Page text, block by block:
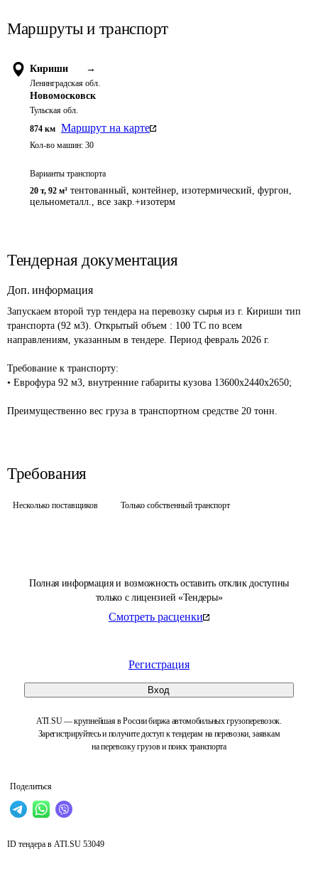
Полная информация и возможность оставить отклик доступны
только с лицензией «Тендеры»
Смотреть расценки
Регистрация
Вход
ATI.SU — крупнейшая в России биржа автомобильных грузоперевозок.
Зарегистрируйтесь и получите доступ к тендерам на перевозки, заявкам
на перевозку грузов и поиск транспорта
Поделиться
Маршруты и транспорт
Кириши →
Ленинградская обл.
Новомосковск
Тульская обл.
874 км Маршрут на карте
Кол-во машин: 30
Варианты транспорта
20 т, 92 м³ тентованный, контейнер, изотермический, фургон,
цельнометалл., все закр.+изотерм
Тендерная документация
Доп. информация
Запускаем второй тур тендера на перевозку сырья из г. Кириши тип
транспорта (92 м3). Открытый объем : 100 ТС по всем
направлениям, указанным в тендере. Период февраль 2026 г.
Требование к транспорту:
• Еврофура 92 м3, внутренние габариты кузова 13600х2440х2650;
Требования
Несколько поставщиков Только собственный транспорт
ID тендера в ATI.SU 53049